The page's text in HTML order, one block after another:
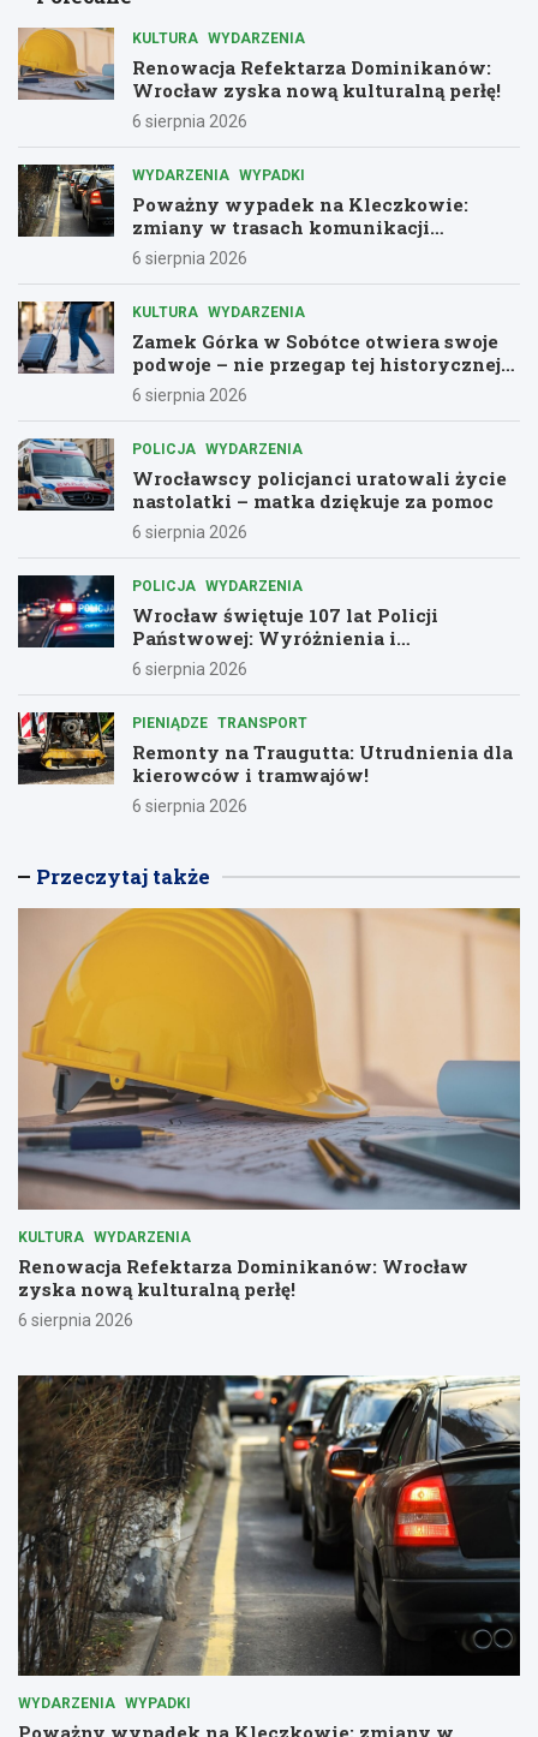
KULTURA WYDARZENIA
Renowacja Refektarza Dominikanów:
Wrocław zyska nową kulturalną perłę!
6 sierpnia 2026
WYDARZENIA WYPADKI
Poważny wypadek na Kleczkowie:
zmiany w trasach komunikacji
miejskiej
6 sierpnia 2026
KULTURA WYDARZENIA
Zamek Górka w Sobótce otwiera swoje
podwoje – nie przegap tej historycznej
przygody!
6 sierpnia 2026
POLICJA WYDARZENIA
Wrocławscy policjanci uratowali życie
nastolatki – matka dziękuje za pomoc
6 sierpnia 2026
POLICJA WYDARZENIA
Wrocław świętuje 107 lat Policji
Państwowej: Wyróżnienia i
podziękowania dla bohaterów służby
6 sierpnia 2026
PIENIĄDZE TRANSPORT
Remonty na Traugutta: Utrudnienia dla
kierowców i tramwajów!
6 sierpnia 2026
Przeczytaj także
KULTURA WYDARZENIA
Renowacja Refektarza Dominikanów: Wrocław
zyska nową kulturalną perłę!
6 sierpnia 2026
WYDARZENIA WYPADKI